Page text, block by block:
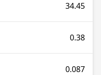
34.45
0.38
0.087